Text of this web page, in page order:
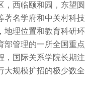
，西临颐和园，东望圆
著名学府和中关村科技
地理位置和教育科研环
部管理的一所全国重点
，国际关系学院长期注
大规模扩招的极少数全